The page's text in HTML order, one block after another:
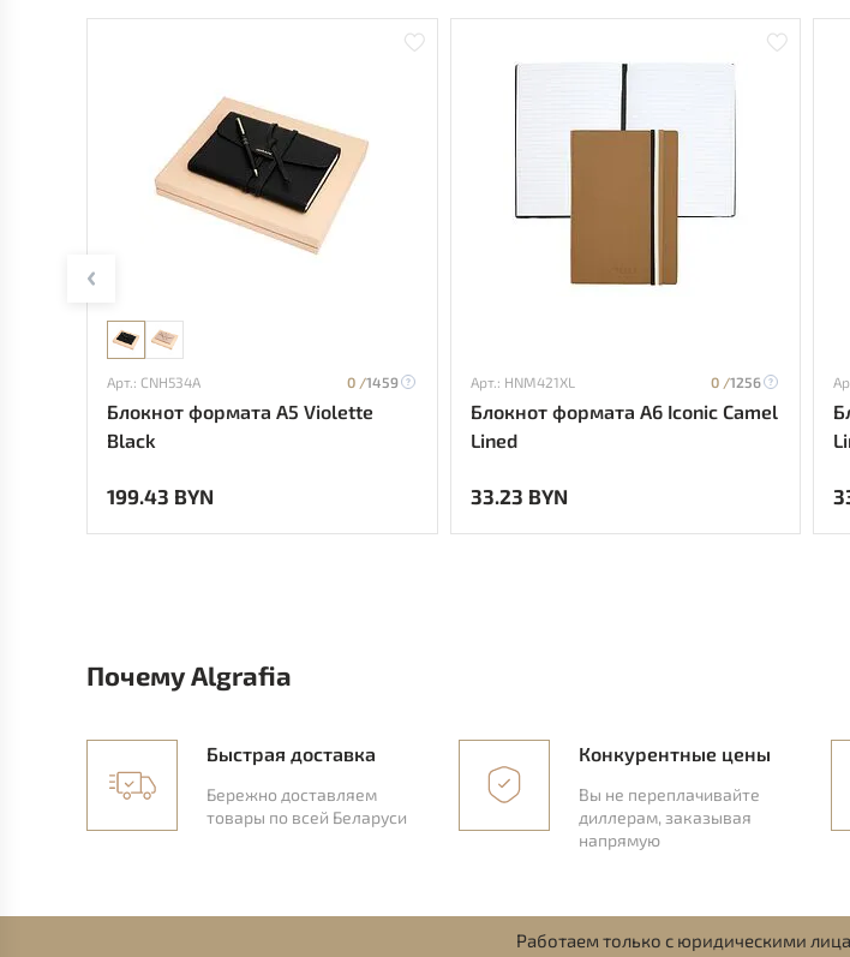
Арт.: CNH534A 0 /1459
Блокнот формата А5 Violette
Black
199.43 BYN
Арт.: HNM421XL 0 /1256
Блокнот формата А6 Iconic Camel
Lined
33.23 BYN
Почему Algrafia
Быстрая доставка
Бережно доставляем
товары по всей Беларуси
Конкурентные цены
Вы не переплачивайте
диллерам, заказывая
напрямую
Работаем только с юридическими